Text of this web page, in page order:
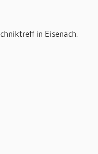
in Eisenach.